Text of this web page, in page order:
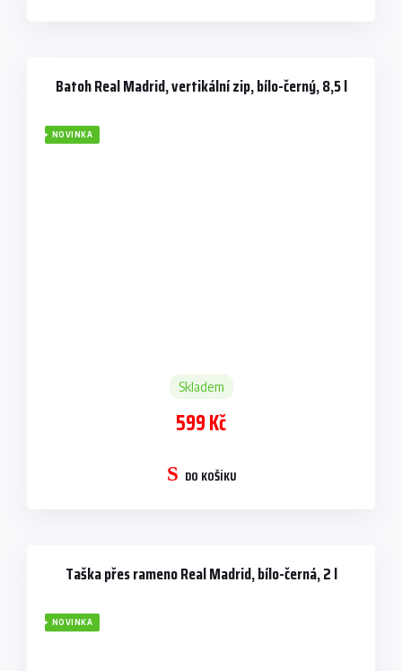
Batoh Real Madrid, vertikální zip, bílo-černý, 8,5 l
NOVINKA
Skladem
599 Kč
DO KOŠÍKU
Taška přes rameno Real Madrid, bílo-černá, 2 l
NOVINKA